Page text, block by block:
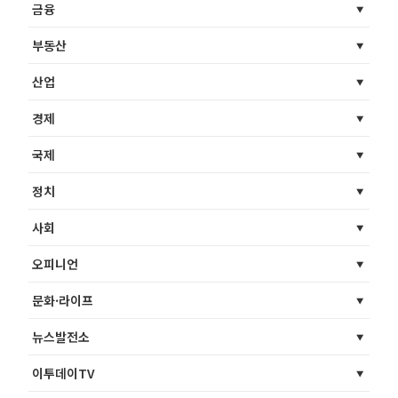
금융
부동산
산업
경제
국제
정치
사회
오피니언
문화·라이프
뉴스발전소
이투데이TV